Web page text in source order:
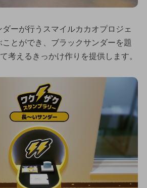
ーが行うスマイルカカオプロジェ
とができ、ブラックサンダーを題
考えるきっかけ作りを提供します。